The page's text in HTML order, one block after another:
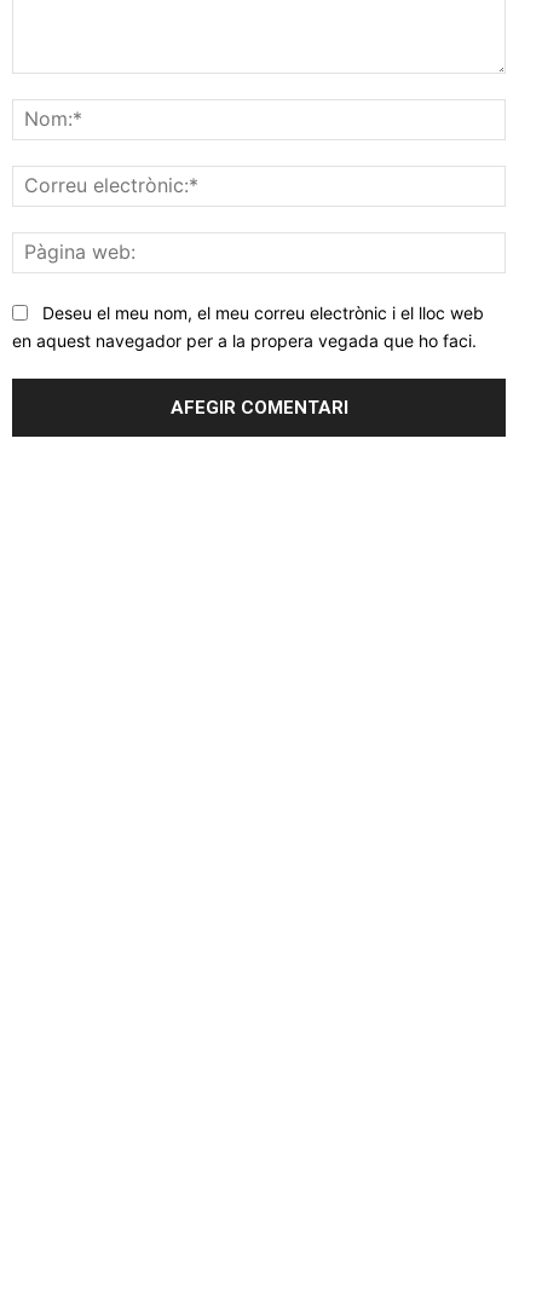
web:
Deseu el meu nom, el meu correu electrònic i el lloc web
en aquest navegador per a la propera vegada que ho faci.